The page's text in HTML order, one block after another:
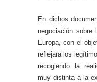
En dichos
negociación sobre
Europa, con el
reflejara los
recogiendo la
muy distinta a la